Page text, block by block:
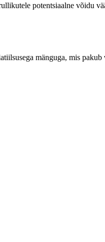
potentsiaalne võidu
mänguga, mis